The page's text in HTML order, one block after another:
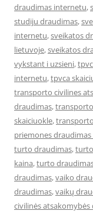
draudimas internetu,
studiju draudimas,
internetu,sveikatos
lietuvoje,sveikatos
vykstant i uzsieni,
internetu,tpvca
transporto civilines
draudimas,
skaiciuokle,
priemones
turto draudimas,
kaina,turto
draudimas,vaiko
draudimas,vaikų
civilinės atsakomybės